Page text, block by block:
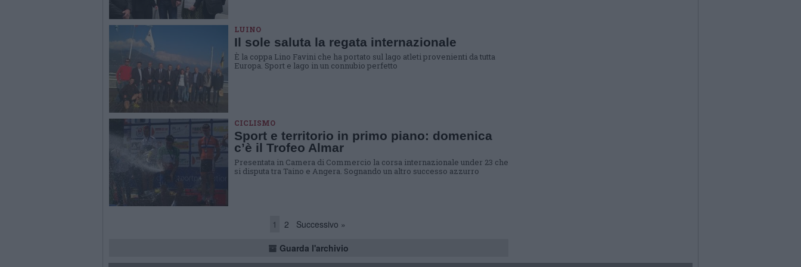
LUINO
Il sole saluta la regata internazionale
È la coppa Lino Favini che ha portato sul lago atleti provenienti da tutta
Europa. Sport e lago in un connubio perfetto
CICLISMO
Sport e territorio in primo piano: domenica
c’è il Trofeo Almar
Presentata in Camera di Commercio la corsa internazionale under 23 che
si disputa tra Taino e Angera. Sognando un altro successo azzurro
1 2
Successivo »
Guarda l'archivio